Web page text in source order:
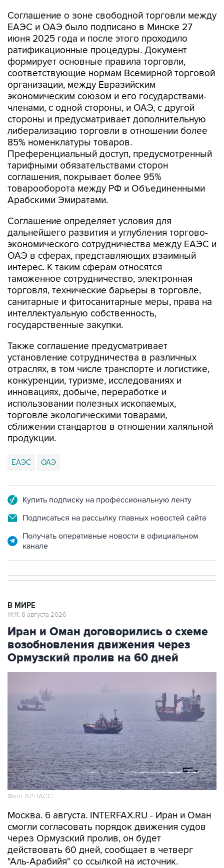
Соглашение о зоне свободной торговли между
ЕАЭС и ОАЭ было подписано в Минске 27
июня 2025 года и после этого проходило
ратификационные процедуры. Документ
формирует основные правила торговли,
соответствующие нормам Всемирной торговой
организации, между Евразийским
экономическим союзом и его государствами-
членами, с одной стороны, и ОАЭ, с другой
стороны и предусматривает дополнительную
либерализацию торговли в отношении более
85% номенклатуры товаров.
Преференциальный доступ, предусмотренный
тарифными обязательствами сторон
соглашения, покрывает более 95%
товарооборота между РФ и Объединенными
Арабскими Эмиратами.
Соглашение определяет условия для
дальнейшего развития и углубления торгово-
экономического сотрудничества между ЕАЭС и
ОАЭ в сферах, представляющих взаимный
интерес. К таким сферам относятся
таможенное сотрудничество, электронная
торговля, технические барьеры в торговле,
санитарные и фитосанитарные меры, права на
интеллектуальную собственность,
государственные закупки.
Также соглашение предусматривает
установление сотрудничества в различных
отраслях, в том числе транспорте и логистике,
конкуренции, туризме, исследованиях и
инновациях, добыче, переработке и
использовании полезных ископаемых,
торговле экологическими товарами,
сближении стандартов в отношении халяльной
продукции.
ЕАЭС ОАЭ
Купить подписку на профессиональную ленту
Подписаться на рассылку главных новостей сайта
Получать оперативные новости в официальном
канале
В МИРЕ
14:11, 6 августа 2026
Иран и Оман договорились о схеме
возобновления движения через
Ормузский пролив на 60 дней
Фото: AP/ТАСС
Москва. 6 августа. INTERFAX.RU - Иран и Оман
смогли согласовать порядок движения судов
через Ормузский пролив, он будет
действовать 60 дней, сообщает в четверг
"Аль-Арабийя" со ссылкой на источник.